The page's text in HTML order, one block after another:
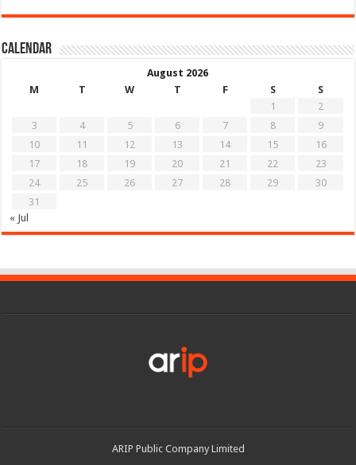
Calendar
August 2026
M
T W T F S
S
1
2
3
4 5 6 7 8
9
10
11 12 13 14 15
16
17
18 19 20 21 22
23
24
25 26 27 28 29
30
31
« Jul
ARIP Public Company Limited